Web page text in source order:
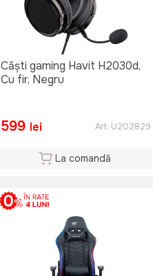
Căști gaming Havit H2030d,
Cu fir, Negru
599 lei Art: U202829
La comandă